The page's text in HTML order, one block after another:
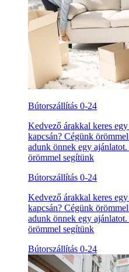
Bútorszállítás 0-24
Kedvező árakkal keres
kapcsán? Cégünk
adunk önnek egy
örömmel segítünk
Bútorszállítás 0-24
Kedvező árakkal keres
kapcsán? Cégünk
adunk önnek egy
örömmel segítünk
Bútorszállítás 0-24